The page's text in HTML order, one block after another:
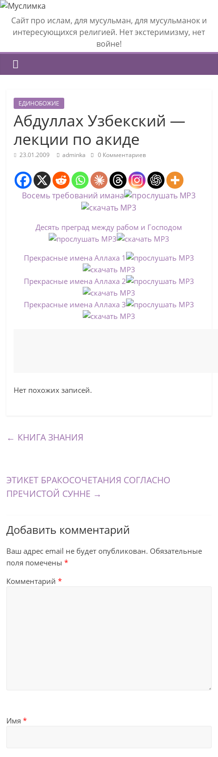
Сайт про ислам, для мусульман, для мусульманок и
интересующихся религией. Нет экстеримизму, нет
войне!
ЕДИНОБОЖИЕ
Абдуллах Узбекский —
лекции по акиде
23.01.2009 adminka 0 Комментариев
Восемь требований имана
Десять преград между рабом и Господом
Прекрасные имена Аллаха 1
Прекрасные имена Аллаха 2
Прекрасные имена Аллаха 3
Нет похожих записей.
← КНИГА ЗНАНИЯ
ЭТИКЕТ БРАКОСОЧЕТАНИЯ СОГЛАСНО
ПРЕЧИСТОЙ СУННЕ →
Добавить комментарий
Ваш адрес email не будет опубликован. Обязательные
поля помечены*
Комментарий*
Имя*